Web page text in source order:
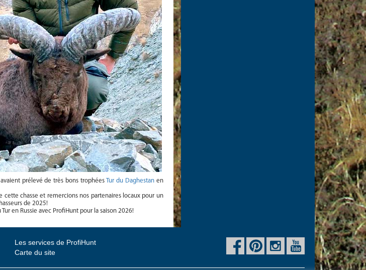
prélevé de très bons trophéesTur du Daghestanen
cette chasse et remercions nos partenaires locaux pour un
de 2025!
en Russie avec ProfiHunt pour la saison 2026!
Les services de ProfiHunt
Carte du site